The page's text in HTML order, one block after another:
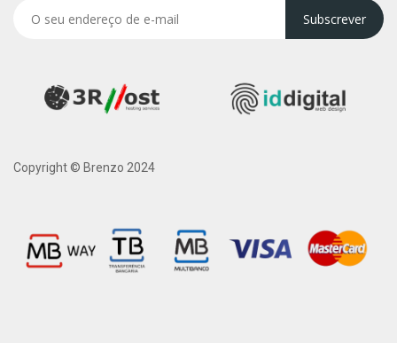
Subscrever
Copyright © Brenzo 2024